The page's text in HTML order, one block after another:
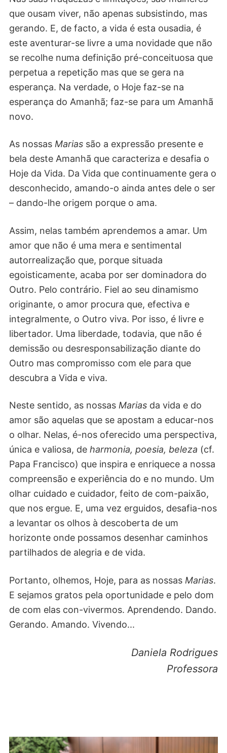
que ousam viver, não apenas subsistindo, mas
gerando. E, de facto, a vida é esta ousadia, é
este aventurar-se livre a uma novidade que não
se recolhe numa definição pré-conceituosa que
perpetua a repetição mas que se gera na
esperança. Na verdade, o Hoje faz-se na
esperança do Amanhã; faz-se para um Amanhã
novo.
As nossas Marias são a expressão presente e
bela deste Amanhã que caracteriza e desafia o
Hoje da Vida. Da Vida que continuamente gera o
desconhecido, amando-o ainda antes dele o ser
– dando-lhe origem porque o ama.
Assim, nelas também aprendemos a amar. Um
amor que não é uma mera e sentimental
autorrealização que, porque situada
egoisticamente, acaba por ser dominadora do
Outro. Pelo contrário. Fiel ao seu dinamismo
originante, o amor procura que, efectiva e
integralmente, o Outro viva. Por isso, é livre e
libertador. Uma liberdade, todavia, que não é
demissão ou desresponsabilização diante do
Outro mas compromisso com ele para que
descubra a Vida e viva.
Neste sentido, as nossas Marias da vida e do
amor são aquelas que se apostam a educar-nos
o olhar. Nelas, é-nos oferecido uma perspectiva,
única e valiosa, de harmonia, poesia, beleza (cf.
Papa Francisco) que inspira e enriquece a nossa
compreensão e experiência do e no mundo. Um
olhar cuidado e cuidador, feito de com-paixão,
que nos ergue. E, uma vez erguidos, desafia-nos
a levantar os olhos à descoberta de um
horizonte onde possamos desenhar caminhos
partilhados de alegria e de vida.
Portanto, olhemos, Hoje, para as nossas Marias.
E sejamos gratos pela oportunidade e pelo dom
de com elas con-vivermos. Aprendendo. Dando.
Gerando. Amando. Vivendo...
Daniela Rodrigues
Professora